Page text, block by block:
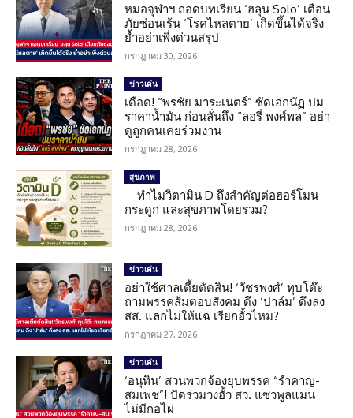
หมอจุฬาฯ ถอดบทเรียน ‘ฮลุน Solo’ เตือน
ภัยซ่อนเร้น ‘โรคไหลตาย’ เกิดขึ้นได้จริง
ย้ำอย่าเพิ่งด่วนสรุป
กรกฎาคม 30, 2026
ข่าวเด่น
เดือด! “พรชัย มาระเนตร์” ซัดเอกนัฏ ปม
ราคาน้ำมัน ก่อนลั่นถึง “ลอรี่ พงศ์พล” อย่า
ดูถูกคนเคยร่วมงาน
กรกฎาคม 28, 2026
สุขภาพ
ทำไมวิตามิน D ถึงสำคัญต่อฮอร์โมน
กระดูก และสุขภาพโดยรวม?
กรกฎาคม 28, 2026
ข่าวเด่น
อย่าใช้ศาลเตี้ยตัดสิน! ‘วัชรพงศ์’ ทุบโต๊ะ
ถามพรรคส้มตอบสังคม ดึง ‘ปาล์ม’ ดึงลง
สส. แลกไม่ให้แฉ เรียกฮั้วไหม?
กรกฎาคม 27, 2026
ข่าวเด่น
‘อนุทิน’ สวนพวกจ้องยุบพรรค “รำคาญ-
สมเพช”! ปัดร่วมวงฮั้ว สว. แซวพูลแมน
ไม่มีกอไผ่